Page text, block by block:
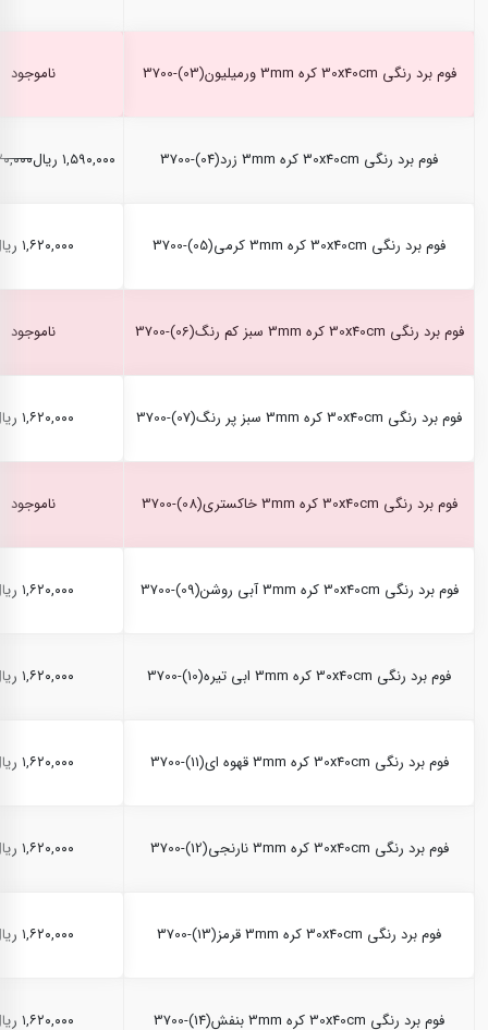
فوم برد رنگی 30x40cm کره 3mm ورمیلیون(03)-3700 ناموجود
فوم برد رنگی 30x40cm کره 3mm زرد(04)-3700 ۱,۵۹۰,۰۰۰ ریال
فوم برد رنگی 30x40cm کره 3mm کرمی(05)-3700 ۱,۶۲۰,۰۰۰ ریال
فوم برد رنگی 30x40cm کره 3mm سبز کم رنگ(06)-3700 ناموجود
فوم برد رنگی 30x40cm کره 3mm سبز پر رنگ(07)-3700 ۱,۶۲۰,۰۰۰ ریال
فوم برد رنگی 30x40cm کره 3mm خاکستری(08)-3700 ناموجود
فوم برد رنگی 30x40cm کره 3mm آبی روشن(09)-3700 ۱,۶۲۰,۰۰۰ ریال
فوم برد رنگی 30x40cm کره 3mm ابی تیره(10)-3700 ۱,۶۲۰,۰۰۰ ریال
فوم برد رنگی 30x40cm کره 3mm قهوه ای(11)-3700 ۱,۶۲۰,۰۰۰ ریال
فوم برد رنگی 30x40cm کره 3mm نارنجی(12)-3700 ۱,۶۲۰,۰۰۰ ریال
فوم برد رنگی 30x40cm کره 3mm قرمز(13)-3700 ۱,۶۲۰,۰۰۰ ریال
فوم برد رنگی 30x40cm کره 3mm بنفش(14)-3700 ۱,۶۲۰,۰۰۰ ریال